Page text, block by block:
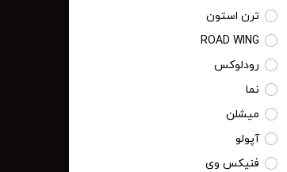
ترن استون
ROAD WING
رودلوکس
نما
میشلن
آپولو
فنیکس وی